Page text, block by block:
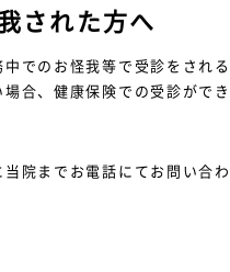
された方へ
でのお怪我等で受診をされ
合、健康保険での受診がで
院までお電話にてお問い合わ